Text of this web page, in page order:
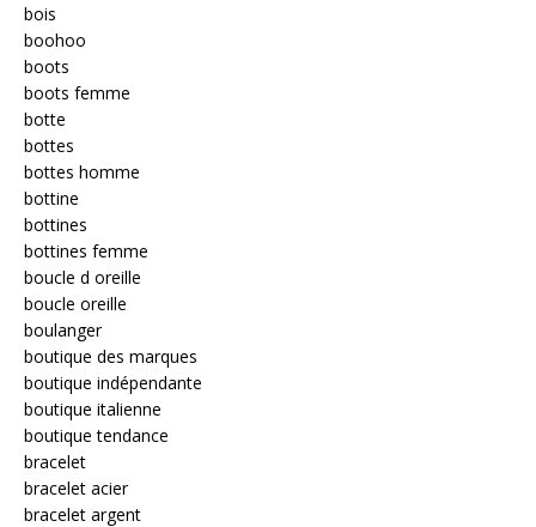
bois
boohoo
boots
boots femme
botte
bottes
bottes homme
bottine
bottines
bottines femme
boucle d oreille
boucle oreille
boulanger
boutique des marques
boutique indépendante
boutique italienne
boutique tendance
bracelet
bracelet acier
bracelet argent